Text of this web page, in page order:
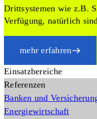
Drittsystemen wie z.B.
Verfügung, natürlich
mehr erfahren
Einsatzbereiche
Referenzen
Banken und
Energiewirtschaft